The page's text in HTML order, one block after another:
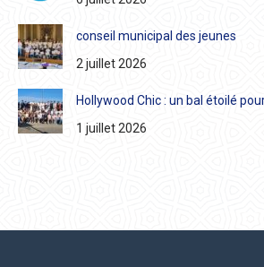
conseil municipal des jeunes
2 juillet 2026
Hollywood Chic : un bal étoilé
1 juillet 2026